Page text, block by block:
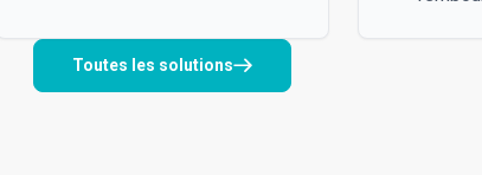
Toutes les solutions